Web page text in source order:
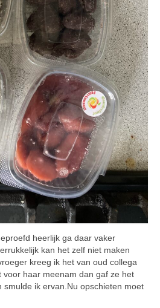
heerlijk ga daar vaker
kan het zelf niet maken
kreeg ik het van oud collega
voor haar meenam dan gaf ze het
smulde ik ervan.Nu opschieten moet